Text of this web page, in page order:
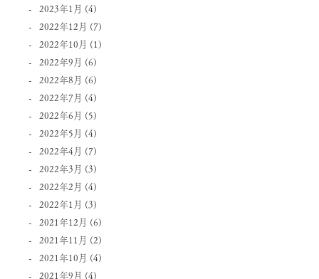
2023年1月 (4)
2022年12月 (7)
2022年10月 (1)
2022年9月 (6)
2022年8月 (6)
2022年7月 (4)
2022年6月 (5)
2022年5月 (4)
2022年4月 (7)
2022年3月 (3)
2022年2月 (4)
2022年1月 (3)
2021年12月 (6)
2021年11月 (2)
2021年10月 (4)
2021年9月 (4)